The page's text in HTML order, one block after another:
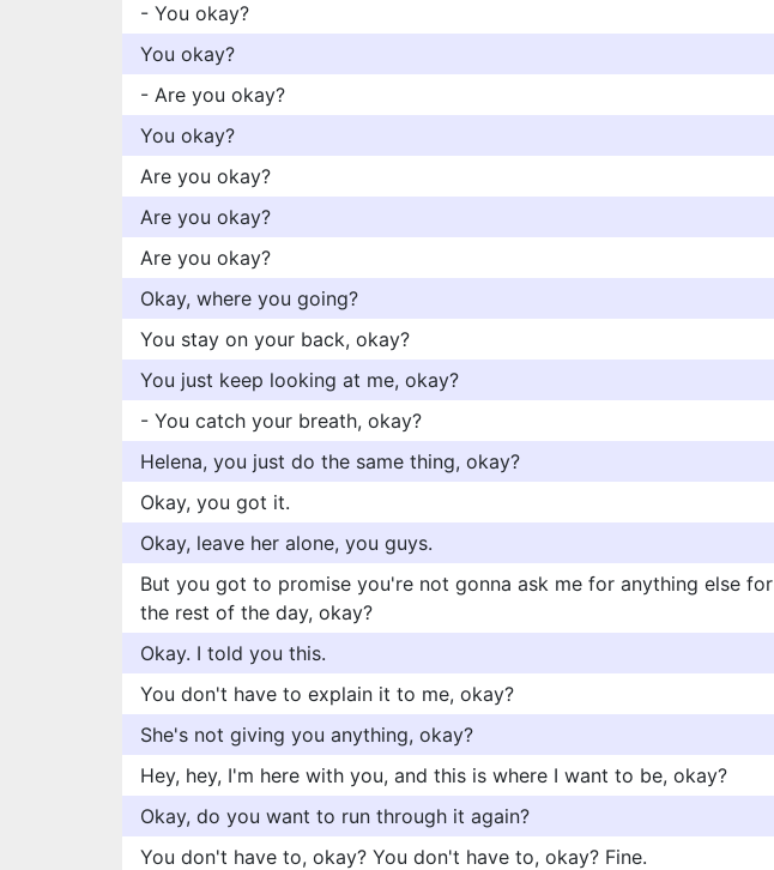
- You okay?
You okay?
- Are you okay?
You okay?
Are you okay?
Are you okay?
Are you okay?
Okay, where you going?
You stay on your back, okay?
You just keep looking at me, okay?
- You catch your breath, okay?
Helena, you just do the same thing, okay?
Okay, you got it.
Okay, leave her alone, you guys.
But you got to promise you're not gonna ask me for anything else for
the rest of the day, okay?
Okay. I told you this.
You don't have to explain it to me, okay?
She's not giving you anything, okay?
Hey, hey, I'm here with you, and this is where I want to be, okay?
Okay, do you want to run through it again?
You don't have to, okay? You don't have to, okay? Fine.